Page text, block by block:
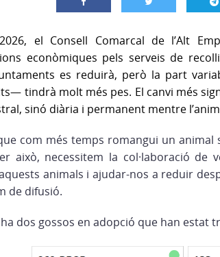
el Consell Comarcal de l’Alt
econòmiques pels serveis de
es reduirà, però la part
tindrà molt més pes. El canvi més
sinó diària i permanent mentre
com més temps romangui un
això, necessitem la col·laboració de
animals i ajudar-nos a reduir
de difusió.
dos gossos en adopció que han estat